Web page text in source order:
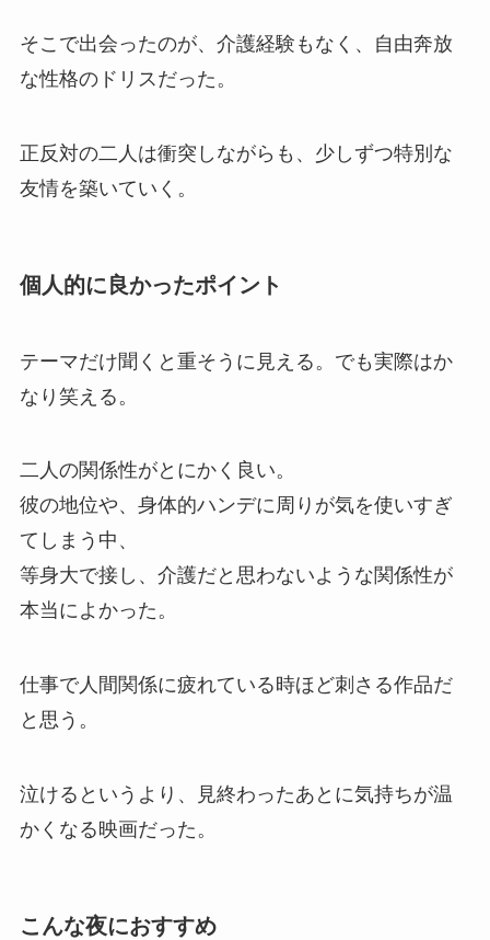
そこで出会ったのが、介護経験もなく、自由奔放
な性格のドリスだった。
正反対の二人は衝突しながらも、少しずつ特別な
友情を築いていく。
個人的に良かったポイント
テーマだけ聞くと重そうに見える。でも実際はか
なり笑える。
二人の関係性がとにかく良い。
彼の地位や、身体的ハンデに周りが気を使いすぎ
てしまう中、
等身大で接し、介護だと思わないような関係性が
本当によかった。
仕事で人間関係に疲れている時ほど刺さる作品だ
と思う。
泣けるというより、見終わったあとに気持ちが温
かくなる映画だった。
こんな夜におすすめ